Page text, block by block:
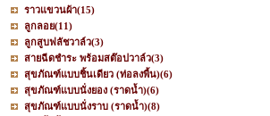
ราวแขวนผ้า(15)
ลูกลอย(11)
ลูกสูบฟลัชวาล์ว(3)
สายฉีดชำระ พร้อมสต๊อปวาล์ว(3)
สุขภัณฑ์แบบชิ้นเดียว (ท่อลงพื้น)(6)
สุขภัณฑ์แบบนั่งยอง (ราดน้ำ)(6)
สุขภัณฑ์แบบนั่งราบ (ราดน้ำ)(8)